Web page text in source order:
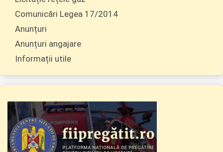
Comunicări Legea 17/2014
Anunțuri
Anunțuri angajare
Informații utile